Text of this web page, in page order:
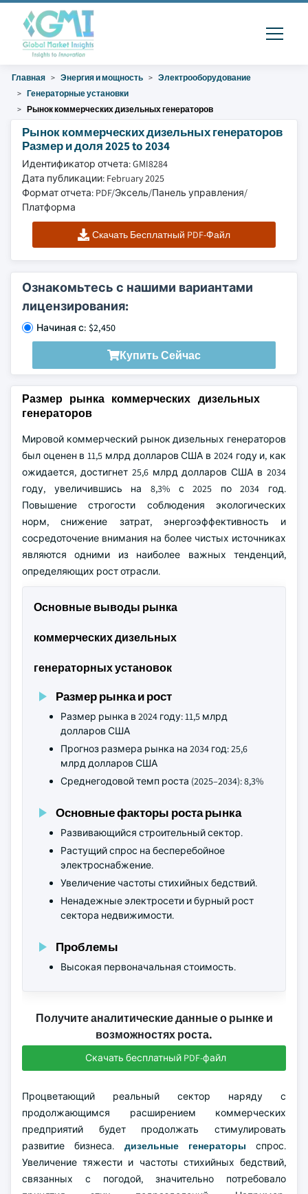
Главная Энергия и мощность
Электрооборудование
Генераторные установки
Рынок коммерческих дизельных генераторов
Рынок коммерческих дизельных генераторов
Размер и доля 2025 to 2034
Идентификатор отчета: GMI8284
Дата публикации: February 2025
Формат отчета: PDF/Эксель/Панель управления/
Платформа
Скачать Бесплатный PDF-Файл
Ознакомьтесь с нашими вариантами
лицензирования:
Начиная с: $2,450
Купить Сейчас
Размер рынка коммерческих дизельных
генераторов
Мировой коммерческий рынок дизельных генераторов
был оценен в 11,5 млрд долларов США в 2024 году и, как
ожидается, достигнет 25,6 млрд долларов США в 2034
году, увеличившись на 8,3% с 2025 по 2034 год.
Повышение строгости соблюдения экологических
норм, снижение затрат, энергоэффективность и
сосредоточение внимания на более чистых источниках
являются одними из наиболее важных тенденций,
определяющих рост отрасли.
Основные выводы рынка
коммерческих дизельных
генераторных установок
Размер рынка и рост
Размер рынка в 2024 году: 11,5 млрд
долларов США
Прогноз размера рынка на 2034 год: 25,6
млрд долларов США
Среднегодовой темп роста (2025–2034): 8,3%
Основные факторы роста рынка
Развивающийся строительный сектор.
Растущий спрос на бесперебойное
электроснабжение.
Увеличение частоты стихийных бедствий.
Ненадежные электросети и бурный рост
сектора недвижимости.
Проблемы
Высокая первоначальная стоимость.
Получите аналитические данные о рынке и
возможностях роста.
Скачать бесплатный PDF-файл
Процветающий реальный сектор наряду с
продолжающимся расширением коммерческих
предприятий будет продолжать стимулировать
развитие бизнеса. дизельные генераторы спрос.
Увеличение тяжести и частоты стихийных бедствий,
связанных с погодой, значительно потребовало